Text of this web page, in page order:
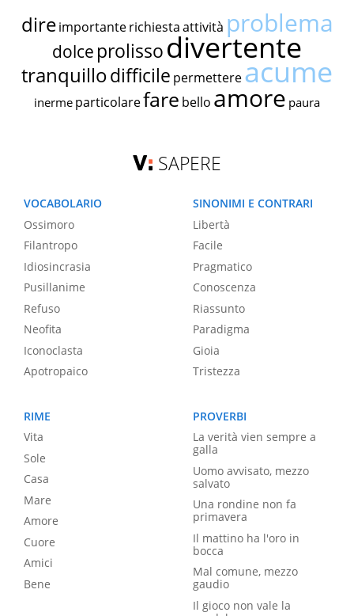
dire importante richiestaattività problema
dolce prolissodivertente
tranquillodifficile permettereacume
inerme particolarefare bello amore paura
SAPERE
VOCABOLARIO
Ossimoro
Filantropo
Idiosincrasia
Pusillanime
Refuso
Neofita
Iconoclasta
Apotropaico
SINONIMI E CONTRARI
Libertà
Facile
Pragmatico
Conoscenza
Riassunto
Paradigma
Gioia
Tristezza
RIME
Vita
Sole
Casa
Mare
Amore
Cuore
Amici
Bene
PROVERBI
La verità vien sempre a
galla
Uomo avvisato, mezzo
salvato
Una rondine non fa
primavera
Il mattino ha l'oro in
bocca
Mal comune, mezzo
gaudio
Il gioco non vale la